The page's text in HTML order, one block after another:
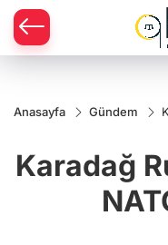
Anasayfa Gündem
Karadağ